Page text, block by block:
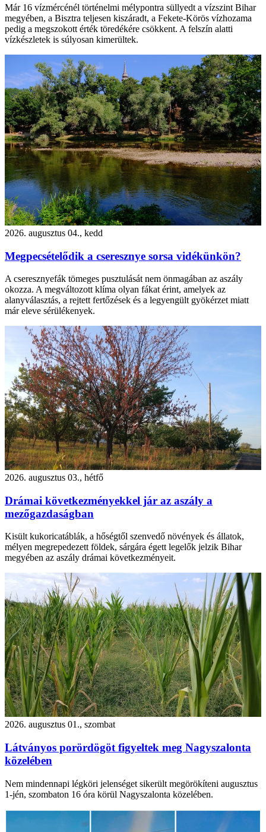
Már 16 vízmércénél történelmi mélypontra süllyedt a vízszint Bihar
megyében, a Bisztra teljesen kiszáradt, a Fekete-Körös vízhozama
pedig a megszokott érték töredékére csökkent. A felszín alatti
vízkészletek is súlyosan kimerültek.
2026. augusztus 04., kedd
Megpecsételődik a cseresznye sorsa vidékünkön?
A cseresznyefák tömeges pusztulását nem önmagában az aszály
okozza. A megváltozott klíma olyan fákat érint, amelyek az
alanyválasztás, a rejtett fertőzések és a legyengült gyökérzet miatt
már eleve sérülékenyek.
2026. augusztus 03., hétfő
Drámai következményekkel jár az aszály a
mezőgazdaságban
Kisült kukoricatáblák, a hőségtől szenvedő növények és állatok,
mélyen megrepedezett földek, sárgára égett legelők jelzik Bihar
megyében az aszály drámai következményeit.
2026. augusztus 01., szombat
Látványos porördögöt figyeltek meg Nagyszalonta
közelében
Nem mindennapi légköri jelenséget sikerült megörökíteni augusztus
1-jén, szombaton 16 óra körül Nagyszalonta közelében.